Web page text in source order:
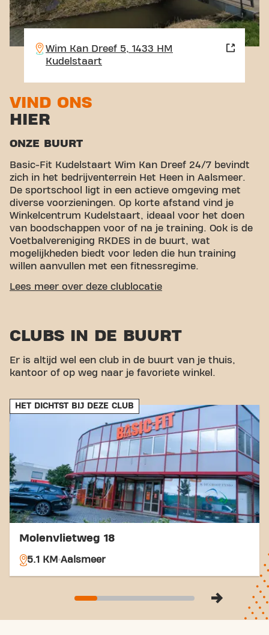
Wim Kan Dreef 5, 1433 HM
Kudelstaart
VIND ONS
HIER
ONZE BUURT
Basic-Fit Kudelstaart Wim Kan Dreef 24/7 bevindt
zich in het bedrijventerrein Het Heen in Aalsmeer.
De sportschool ligt in een actieve omgeving met
diverse voorzieningen. Op korte afstand vind je
Winkelcentrum Kudelstaart, ideaal voor het doen
van boodschappen voor of na je training. Ook is de
Voetbalvereniging RKDES in de buurt, wat
mogelijkheden biedt voor leden die hun training
willen aanvullen met een fitnessregime.
GEMAKKELIJKE BEREIKBAARHEID
Auto:Er is parkeergelegenheid naast de
Bus:De dichtstbijzijnde bushalte is
Bilderdammerweg.
vervoersverbindingen is het bereiken van je
fitnessdoelen nog nooit zo makkelijk geweest. Kom
naar Basic-Fit Kudelstaart Wim Kan Dreef 24/7 in
Kudelstaart en maak deel uit van onze
fitnessgemeenschap.
Lees meer over deze clublocatie
CLUBS IN DE BUURT
Er is altijd wel een club in de buurt van je thuis,
kantoor of op weg naar je favoriete winkel.
HET DICHTST BIJ DEZE CLUB
Molenvlietweg 18
5.1 KM Aalsmeer